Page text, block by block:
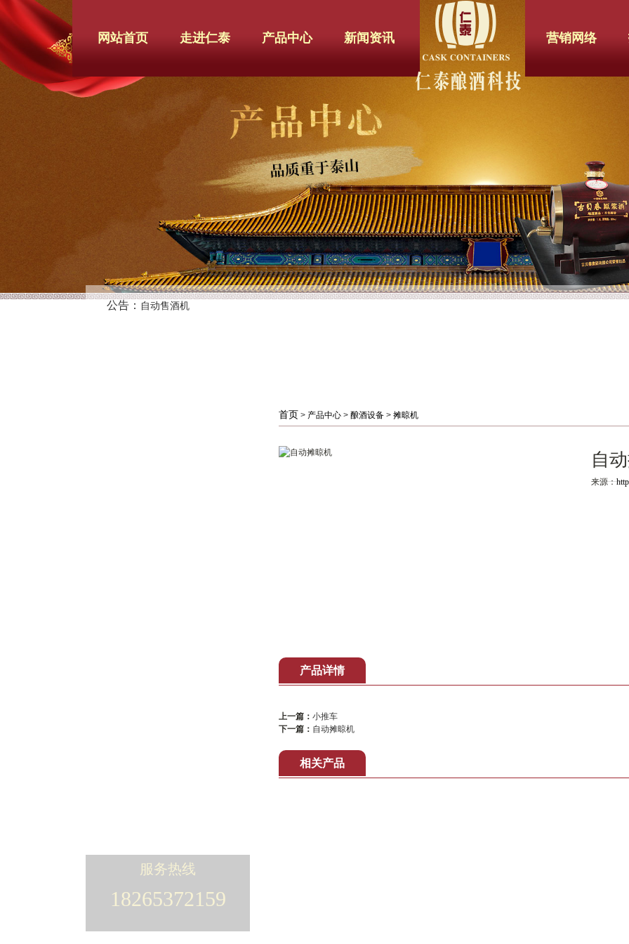
网站首页 走进仁泰 产品中心 新闻资讯 营销网络
公告： 自动售酒机
服务热线
18265372159
首页 > 产品中心 > 酿酒设备 > 摊晾机
自
来源：
产品详情
上一篇： 小推车
下一篇： 自动摊晾机
相关产品